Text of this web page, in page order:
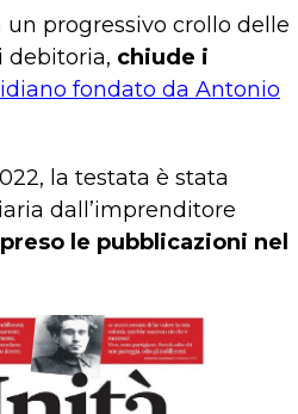
un progressivo crollo delle
debitoria, chiude i
fondato da Antonio
la testata è stata
dall’imprenditore
le pubblicazioni nel